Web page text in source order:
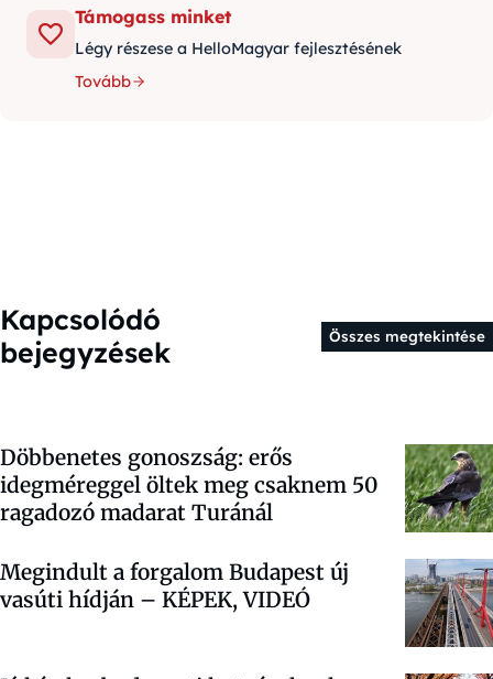
Támogass minket
Légy részese a HelloMagyar fejlesztésének
Tovább
Kapcsolódó
bejegyzések
Összes megtekintése
Döbbenetes gonoszság: erős
idegméreggel öltek meg csaknem 50
ragadozó madarat Turánál
Megindult a forgalom Budapest új
vasúti hídján – KÉPEK, VIDEÓ